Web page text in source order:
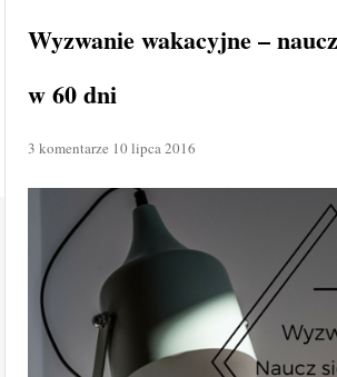
Wyzwanie wakacyjne –
w 60 dni
3 komentarze 10 lipca 2016